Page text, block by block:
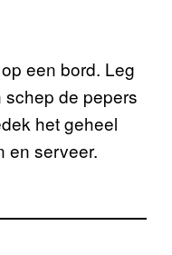
een bord. Leg
de pepers
het geheel
en serveer.